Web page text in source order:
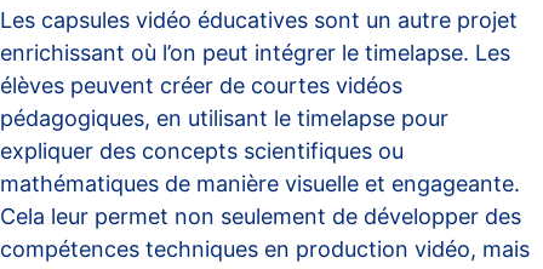
Les capsules vidéo éducatives sont un autre projet
enrichissant où l’on peut intégrer le timelapse. Les
élèves peuvent créer de courtes vidéos
pédagogiques, en utilisant le timelapse pour
expliquer des concepts scientifiques ou
mathématiques de manière visuelle et engageante.
Cela leur permet non seulement de développer des
compétences techniques en production vidéo, mais